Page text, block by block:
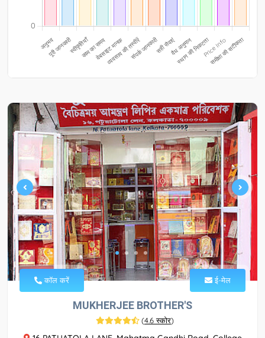
कॉल करें ई-मेल
MUKHERJEE BROTHER'S
(4.6 स्कोर)